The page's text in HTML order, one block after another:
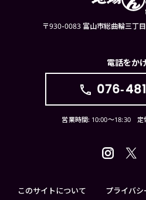
〒930-0083 富山市総曲輪三丁
電話をか
076-
営業時間: 10:00〜18:30 定
このサイトについて プライバ